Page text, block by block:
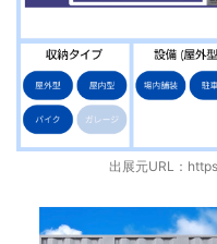
出展元URL：